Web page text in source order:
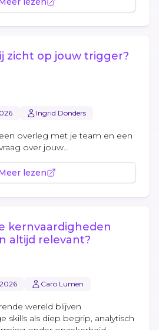
zicht op jouw trigger?
Ingrid Donders
overleg met je team en een
over jouw...
lezen
kernvaardigheden
altijd relevant?
Caro Lumen
wereld blijven
skills als diep begrip, analytisch